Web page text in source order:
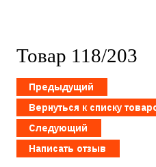
Товар 118/203